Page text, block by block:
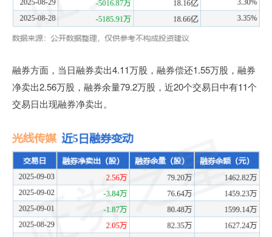
融券方面，当日融券卖出4.11万股，融券偿还1.55万股，融券
净卖出2.56万股，融券余量79.2万股，近20个交易日中有11个
交易日出现融券净卖出。